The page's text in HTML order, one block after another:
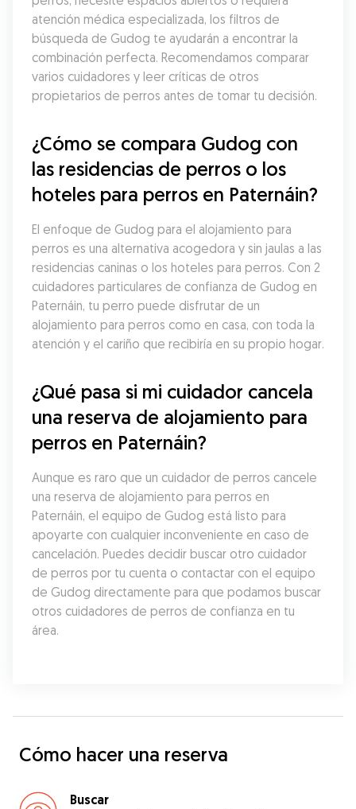
atención médica especializada, los filtros de
búsqueda de Gudog te ayudarán a encontrar la
combinación perfecta. Recomendamos comparar
varios cuidadores y leer críticas de otros
propietarios de perros antes de tomar tu decisión.
¿Cómo se compara Gudog con
las residencias de perros o los
hoteles para perros en Paternáin?
El enfoque de Gudog para el alojamiento para
perros es una alternativa acogedora y sin jaulas a las
residencias caninas o los hoteles para perros. Con 2
cuidadores particulares de confianza de Gudog en
Paternáin, tu perro puede disfrutar de un
alojamiento para perros como en casa, con toda la
atención y el cariño que recibiría en su propio hogar.
¿Qué pasa si mi cuidador cancela
una reserva de alojamiento para
perros en Paternáin?
Aunque es raro que un cuidador de perros cancele
una reserva de alojamiento para perros en
Paternáin, el equipo de Gudog está listo para
apoyarte con cualquier inconveniente en caso de
cancelación. Puedes decidir buscar otro cuidador
de perros por tu cuenta o contactar con el equipo
de Gudog directamente para que podamos buscar
otros cuidadores de perros de confianza en tu
área.
Cómo hacer una reserva
Buscar